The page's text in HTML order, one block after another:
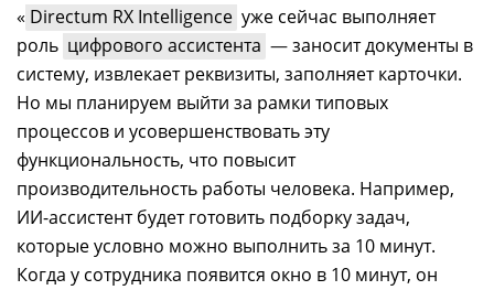
« Directum RX Intelligence уже сейчас выполняет
роль цифрового ассистента —заносит документы в
систему, извлекает реквизиты, заполняет карточки.
Но мы планируем выйти за рамки типовых
процессов и усовершенствовать эту
функциональность, что повысит
производительность работы человека. Например,
ИИ-ассистент будет готовить подборку задач,
которые условно можно выполнить за 10 минут.
Когда у сотрудника появится окно в 10 минут, он